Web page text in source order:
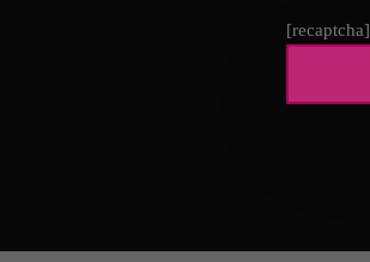
[recaptcha]